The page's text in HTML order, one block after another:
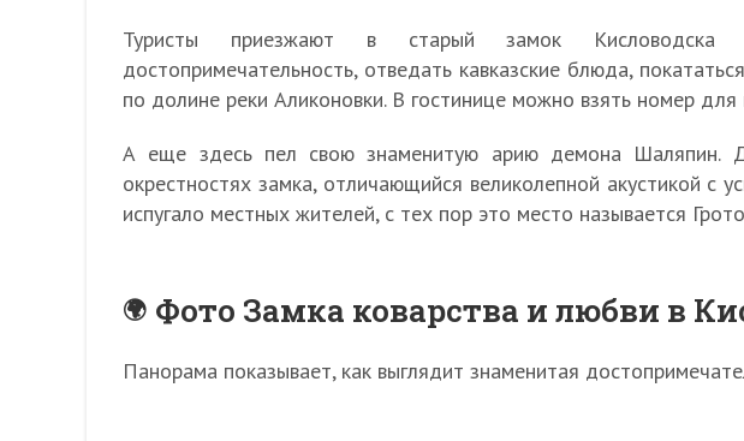
Туристы приезжают в старый замок Кисловодска
достопримечательность, отведать кавказские блюда,
по долине реки Аликоновки. В гостинице можно взять номер для
А еще здесь пел свою знаменитую арию демона Шаляпин.
окрестностях замка, отличающийся великолепной акустикой с
испугало местных жителей, с тех пор это место называется
Фото Замка коварства и любви в
Панорама показывает, как выглядит знаменитая